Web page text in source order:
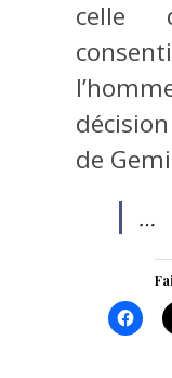
celle
de
…